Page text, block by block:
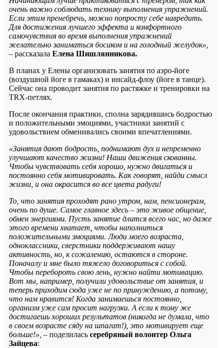
очень важно соблюдать технику выполнения упражнений.
Если этим пренебречь, можно попросту себе навредить.
Для достижения лучшего эффекта и комфортного
самочувствия во время выполнения упражнений
желательно заниматься босиком и на голодный желудок»,
– рассказала Елена Шишлянникова.
В планах у Елены организовать занятия по аэро-йоге
(воздушной йоге в гамаках) и инсайд-флоу (йоге в танце).
Сейчас она проводит занятия по растяжке и тренировки на
TRX-петлях.
После окончания практики, сполна зарядившись бодростью
и положительными эмоциями, участники занятий с
удовольствием обменивались своими впечатлениями.
«Занятия дают бодрость, поднимают дух и непременно
улучшают качество жизни! Наши движения скованны.
Чтобы чувствовать себя хорошо, нужно двигаться и
постоянно себя мотивировать. Как говорят, найди смысл
жизни, и она окрасится во все цвета радуги!
То, что занятия проходят рано утром, нам, пенсионерам,
очень по душе. Самое главное здесь – это живое общение,
обмен энергиями. Пусть занятие длится всего час, но даже
этого времени хватает, чтобы наполниться
положительными эмоциями. Люди моего возраста,
одноклассники, сверстники поддерживают нашу
активность, но, к сожалению, остаются в стороне.
Поначалу и мне было тяжело договориться с собой.
Чтобы перебороть свою лень, нужно найти мотивацию.
Вот мы, например, получили удовольствие от занятия, и
теперь приходим сюда уже не по принуждению, а потому,
что нам нравится! Когда занимаешься постоянно,
организм уже сам просит нагрузки. А если к тому же
достигаешь хороших результатов (никогда не думала, что
в своем возрасте сяду на шпагат!), это мотивирует еще
больше!», – поделилась серебряный волонтер Ольга
Зайцева: